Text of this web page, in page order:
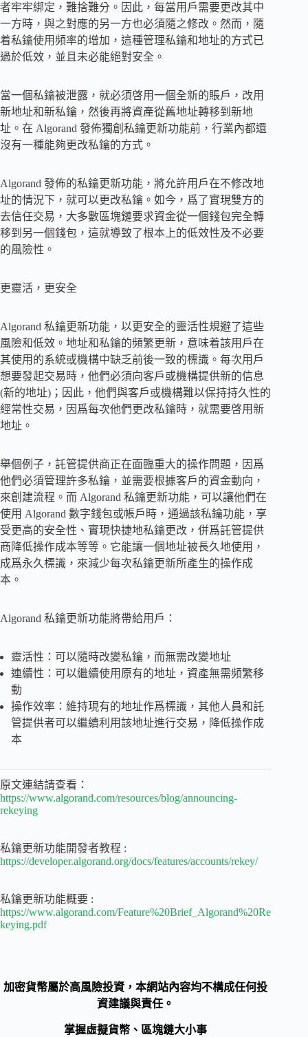
者牢牢綁定，難捨難分。因此，每當用戶需要更改其中
一方時，與之對應的另一方也必須隨之修改。然而，隨
着私鑰使用頻率的增加，這種管理私鑰和地址的方式已
過於低效，並且未必能絕對安全。
當一個私鑰被泄露，就必須啓用一個全新的賬戶，改用
新地址和新私鑰，然後再將資產從舊地址轉移到新地
址。在 Algorand 發佈獨創私鑰更新功能前，行業內都還
沒有一種能夠更改私鑰的方式。
Algorand 發佈的私鑰更新功能，將允許用戶在不修改地
址的情況下，就可以更改私鑰。如今，爲了實現雙方的
去信任交易，大多數區塊鏈要求資金從一個錢包完全轉
移到另一個錢包，這就導致了根本上的低效性及不必要
的風險性。
更靈活，更安全
Algorand 私鑰更新功能，以更安全的靈活性規避了這些
風險和低效。地址和私鑰的頻繁更新，意味着該用戶在
其使用的系統或機構中缺乏前後一致的標識。每次用戶
想要發起交易時，他們必須向客戶或機構提供新的信息
(新的地址)；因此，他們與客戶或機構難以保持持久性的
經常性交易，因爲每次他們更改私鑰時，就需要啓用新
地址。
舉個例子，託管提供商正在面臨重大的操作問題，因爲
他們必須管理許多私鑰，並需要根據客戶的資金動向，
來創建流程。而 Algorand 私鑰更新功能，可以讓他們在
使用 Algorand 數字錢包或帳戶時，通過該私鑰功能，享
受更高的安全性、實現快捷地私鑰更改，併爲託管提供
商降低操作成本等等。它能讓一個地址被長久地使用，
成爲永久標識，來減少每次私鑰更新所產生的操作成
本。
Algorand 私鑰更新功能將帶給用戶：
靈活性：可以隨時改變私鑰，而無需改變地址
連續性：可以繼續使用原有的地址，資產無需頻繁移
動
操作效率：維持現有的地址作爲標識，其他人員和託
管提供者可以繼續利用該地址進行交易，降低操作成
本
原文連結請查看：
https://www.algorand.com/resources/blog/announcing-
rekeying
私鑰更新功能開發者教程 :
https://developer.algorand.org/docs/features/accounts/rekey/
私鑰更新功能概要 :
https://www.algorand.com/Feature%20Brief_Algorand%20Re
keying.pdf
加密貨幣屬於高風險投資，本網站內容均不構成任何投
資建議與責任。
掌握虛擬貨幣、區塊鏈大小事